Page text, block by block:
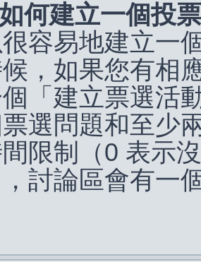
何建立一個投
容易地建立一
，如果您有相
「建立票選活
選問題和至少
限制（0 表示
討論區會有一